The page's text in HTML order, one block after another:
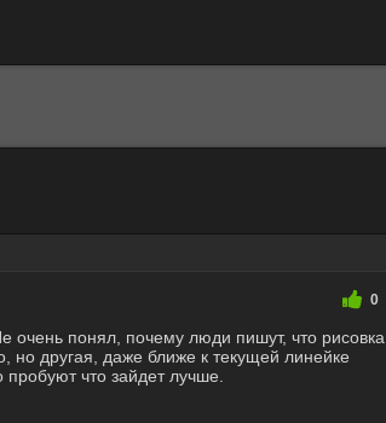
0
понял, почему люди пишут, что рисовка
но другая, даже ближе к текущей линейке
что зайдет лучше.